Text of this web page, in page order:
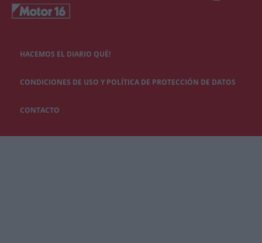
HACEMOS EL DIARIO QUÉ!
CONDICIONES DE USO Y POLÍTICA DE PROTECCIÓN DE DATOS
CONTACTO